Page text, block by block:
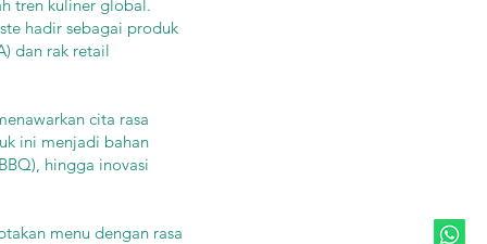
tren kuliner global.
hadir sebagai produk
dan rak retail
cita rasa
ini menjadi bahan
hingga inovasi
menu dengan rasa